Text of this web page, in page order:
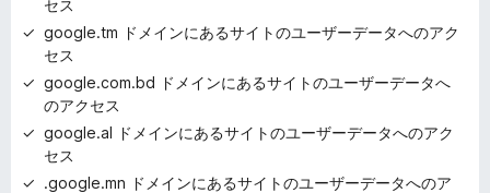
セス
google.tm ドメインにあるサイトのユーザーデータへのアク
セス
google.com.bd ドメインにあるサイトのユーザーデータへ
のアクセス
google.al ドメインにあるサイトのユーザーデータへのアク
セス
.google.mn ドメインにあるサイトのユーザーデータへのア